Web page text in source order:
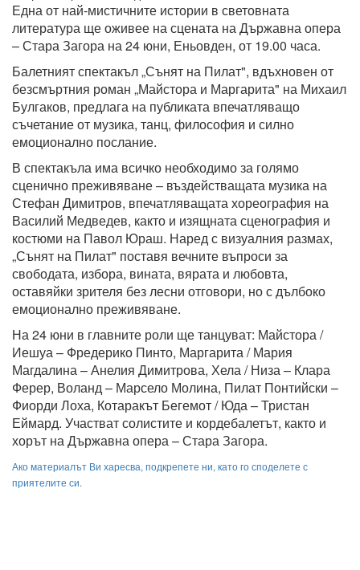
Една от най-мистичните истории в световната
литература ще оживее на сцената на Държавна опера
– Стара Загора на 24 юни, Еньовден, от 19.00 часа.
Балетният спектакъл „Сънят на Пилат", вдъхновен от
безсмъртния роман „Майстора и Маргарита" на Михаил
Булгаков, предлага на публиката впечатляващо
съчетание от музика, танц, философия и силно
емоционално послание.
В спектакъла има всичко необходимо за голямо
сценично преживяване – въздействащата музика на
Стефан Димитров, впечатляващата хореография на
Василий Медведев, както и изящната сценография и
костюми на Павол Юраш. Наред с визуалния размах,
„Сънят на Пилат" поставя вечните въпроси за
свободата, избора, вината, вярата и любовта,
оставяйки зрителя без лесни отговори, но с дълбоко
емоционално преживяване.
На 24 юни в главните роли ще танцуват: Майстора /
Иешуа – Фредерико Пинто, Маргарита / Мария
Магдалина – Анелия Димитрова, Хела / Низа – Клара
Ферер, Воланд – Марсело Молина, Пилат Понтийски –
Фиорди Лоха, Котаракът Бегемот / Юда – Тристан
Еймард. Участват солистите и кордебалетът, както и
хорът на Държавна опера – Стара Загора.
Ако материалът Ви харесва, подкрепете ни, като го споделете с
приятелите си.